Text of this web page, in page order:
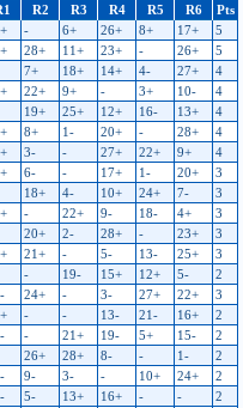
R2 R3 R4 R5 R6
Pts
- 6+ 26+ 8+ 17+
5
28+ 11+ 23+ - 26+
5
7+ 18+ 14+ 4- 27+
4
22+ 9+ - 3+ 10-
4
19+ 25+ 12+ 16- 13+
4
8+ 1- 20+ - 28+
4
3- - 27+ 22+ 9+
4
6- - 17+ 1- 20+
3
18+ 4- 10+ 24+ 7-
3
- 22+ 9- 18- 4+
3
20+ 2- 28+ - 23+
3
21+ - 5- 13- 25+
3
- 19- 15+ 12+ 5-
2
24+ - 3- 27+ 22+
3
- - 13- 21- 16+
2
- 21+ 19- 5+ 15-
2
26+ 28+ 8- - 1-
2
9- 3- - 10+ 24+
2
5- 13+ 16+ - -
2